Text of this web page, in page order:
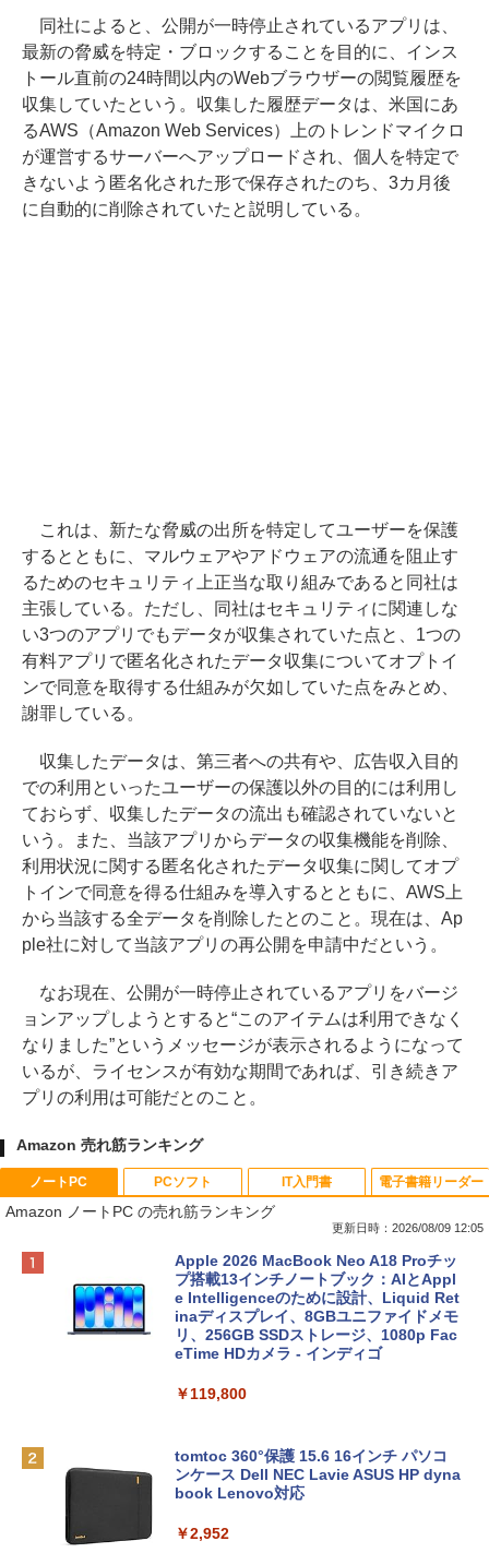
同社によると、公開が一時停止されているアプリは、
最新の脅威を特定・ブロックすることを目的に、インス
トール直前の24時間以内のWebブラウザーの閲覧履歴を
収集していたという。収集した履歴データは、米国にあ
るAWS（Amazon Web Services）上のトレンドマイクロ
が運営するサーバーへアップロードされ、個人を特定で
きないよう匿名化された形で保存されたのち、3カ月後
に自動的に削除されていたと説明している。
これは、新たな脅威の出所を特定してユーザーを保護
するとともに、マルウェアやアドウェアの流通を阻止す
るためのセキュリティ上正当な取り組みであると同社は
主張している。ただし、同社はセキュリティに関連しな
い3つのアプリでもデータが収集されていた点と、1つの
有料アプリで匿名化されたデータ収集についてオプトイ
ンで同意を取得する仕組みが欠如していた点をみとめ、
謝罪している。
収集したデータは、第三者への共有や、広告収入目的
での利用といったユーザーの保護以外の目的には利用し
ておらず、収集したデータの流出も確認されていないと
いう。また、当該アプリからデータの収集機能を削除、
利用状況に関する匿名化されたデータ収集に関してオプ
トインで同意を得る仕組みを導入するとともに、AWS上
から当該する全データを削除したとのこと。現在は、Ap
ple社に対して当該アプリの再公開を申請中だという。
なお現在、公開が一時停止されているアプリをバージ
ョンアップしようとすると“このアイテムは利用できなく
なりました”というメッセージが表示されるようになって
いるが、ライセンスが有効な期間であれば、引き続きア
プリの利用は可能だとのこと。
Amazon 売れ筋ランキング
ノートPC
Amazon ノートPC の売れ筋ランキング
更新日時：2026/08/09 12:05
Apple 2026 MacBook Neo A18 Proチッ
プ搭載13インチノートブック：AIとAppl
e Intelligenceのために設計、Liquid Ret
inaディスプレイ、8GBユニファイドメモ
リ、256GB SSDストレージ、1080p Fac
eTime HDカメラ - インディゴ
￥119,800
tomtoc 360°保護 15.6 16インチ パソコ
ンケース Dell NEC Lavie ASUS HP dyna
book Lenovo対応
￥2,952
PCソフト IT入門書 電子書籍リーダー